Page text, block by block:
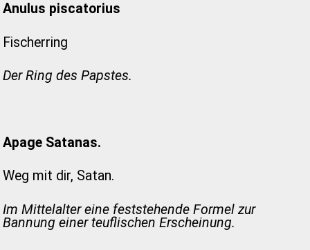
Anulus piscatorius
Fischerring
Der Ring des Papstes.
Apage Satanas.
Weg mit dir, Satan.
Im Mittelalter eine feststehende Formel zur
Bannung einer teuflischen Erscheinung.